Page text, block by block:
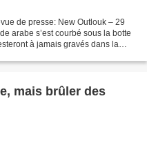
de presse: New Outlouk – 29
arabe s’est courbé sous la botte
à jamais gravés dans la
mais brûler des